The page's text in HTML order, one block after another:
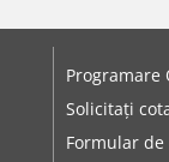
Programare
Solicitați
Formular